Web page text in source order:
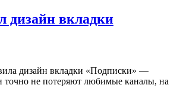
дизайн вкладки
дизайн вкладки «Подписки» —
точно не потеряют любимые каналы, на